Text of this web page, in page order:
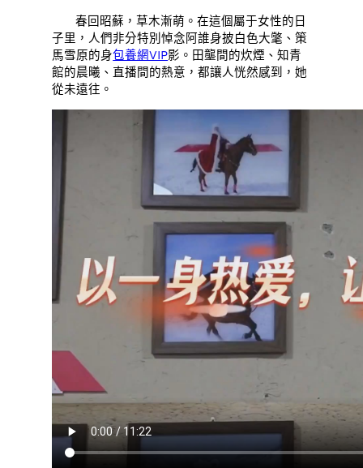
春回昭蘇，草木漸萌。在這個屬于女性的日
子里，人們非分特別悼念阿誰身披白色大氅、策
馬雪原的身包養網VIP影。田壟間的炊煙、知青
館的晨曦、直播間的熱意，都讓人恍然感到，她
從未遠往。